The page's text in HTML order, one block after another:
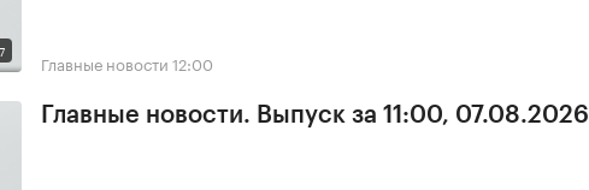
Главные новости 12:00
Главные новости. Выпуск за 11:00, 07.08.2026